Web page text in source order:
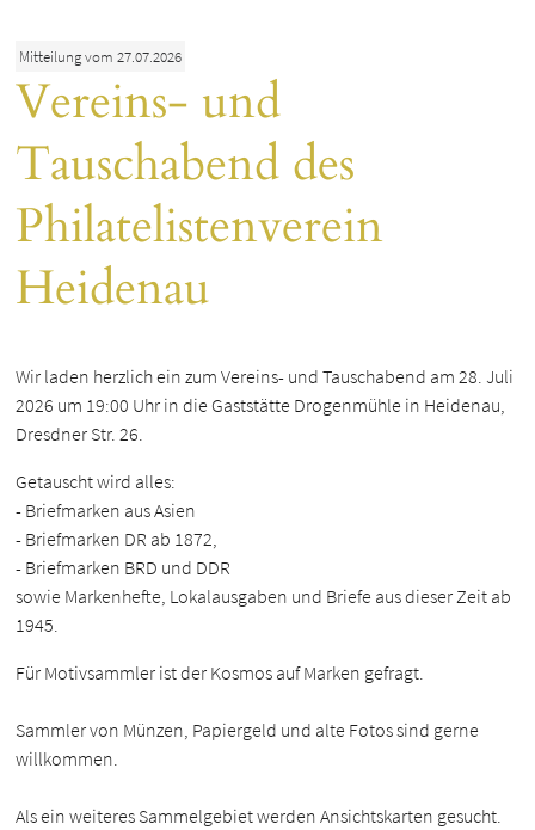
Mitteilung vom 27.07.2026
Vereins- und
Tauschabend des
Philatelistenverein
Heidenau
Wir laden herzlich ein zum Vereins- und Tauschabend am 28. Juli
2026 um 19:00 Uhr in die Gaststätte Drogenmühle in Heidenau,
Dresdner Str. 26.
Getauscht wird alles:
- Briefmarken aus Asien
- Briefmarken DR ab 1872,
- Briefmarken BRD und DDR
sowie Markenhefte, Lokalausgaben und Briefe aus dieser Zeit ab
1945.
Für Motivsammler ist der Kosmos auf Marken gefragt.
Sammler von Münzen, Papiergeld und alte Fotos sind gerne
willkommen.
Als ein weiteres Sammelgebiet werden Ansichtskarten gesucht.